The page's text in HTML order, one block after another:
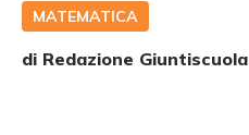
MATEMATICA
di Redazione Giuntiscuola